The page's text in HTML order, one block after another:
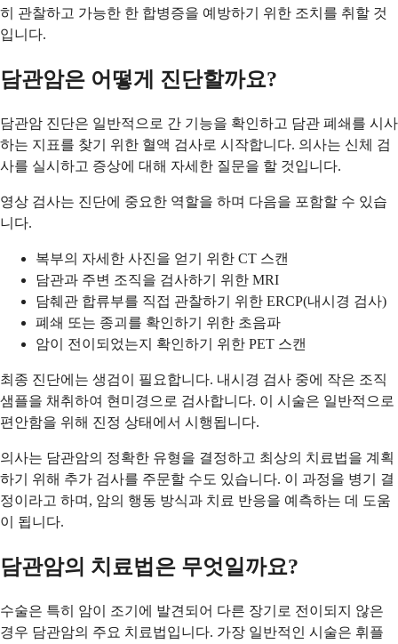
히 관찰하고 가능한 한 합병증을 예방하기 위한 조치를 취할 것
입니다.
담관암은 어떻게 진단할까요?
담관암 진단은 일반적으로 간 기능을 확인하고 담관 폐쇄를 시사
하는 지표를 찾기 위한 혈액 검사로 시작합니다. 의사는 신체 검
사를 실시하고 증상에 대해 자세한 질문을 할 것입니다.
영상 검사는 진단에 중요한 역할을 하며 다음을 포함할 수 있습
니다.
복부의 자세한 사진을 얻기 위한 CT 스캔
담관과 주변 조직을 검사하기 위한 MRI
담췌관 합류부를 직접 관찰하기 위한 ERCP(내시경 검사)
폐쇄 또는 종괴를 확인하기 위한 초음파
암이 전이되었는지 확인하기 위한 PET 스캔
최종 진단에는 생검이 필요합니다. 내시경 검사 중에 작은 조직
샘플을 채취하여 현미경으로 검사합니다. 이 시술은 일반적으로
편안함을 위해 진정 상태에서 시행됩니다.
의사는 담관암의 정확한 유형을 결정하고 최상의 치료법을 계획
하기 위해 추가 검사를 주문할 수도 있습니다. 이 과정을 병기 결
정이라고 하며, 암의 행동 방식과 치료 반응을 예측하는 데 도움
이 됩니다.
담관암의 치료법은 무엇일까요?
수술은 특히 암이 조기에 발견되어 다른 장기로 전이되지 않은
경우 담관암의 주요 치료법입니다. 가장 일반적인 시술은 휘플